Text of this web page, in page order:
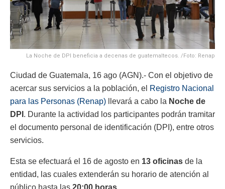
La Noche de DPI beneficia a decenas de guatemaltecos. /Foto: Renap
Ciudad de Guatemala, 16 ago (AGN).- Con el objetivo de
acercar sus servicios a la población, el Registro Nacional
para las Personas (Renap) llevará a cabo la Noche de
DPI . Durante la actividad los participantes podrán tramitar
el documento personal de identificación (DPI), entre otros
servicios.
Esta se efectuará el 16 de agosto en 13 oficinas de la
entidad, las cuales extenderán su horario de atención al